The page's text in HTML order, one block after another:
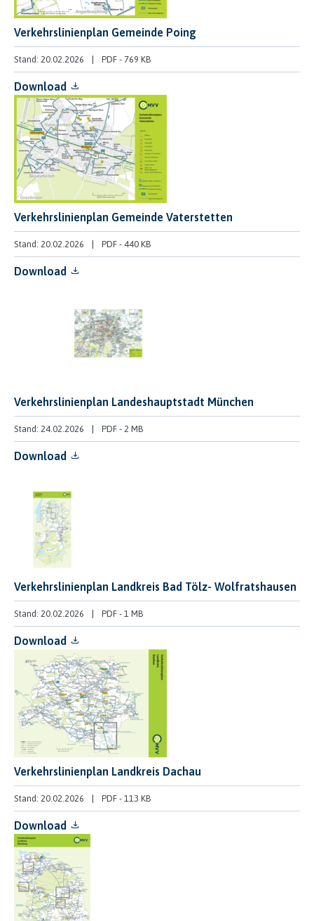
Verkehrslinienplan Gemeinde Poing
Stand: 20.02.2026 PDF - 769 KB
Download
Verkehrslinienplan Gemeinde Vaterstetten
Stand: 20.02.2026 PDF - 440 KB
Download
Verkehrslinienplan Landeshauptstadt München
Stand: 24.02.2026 PDF - 2 MB
Download
Verkehrslinienplan Landkreis Bad Tölz- Wolfratshausen
Stand: 20.02.2026 PDF - 1 MB
Download
Verkehrslinienplan Landkreis Dachau
Stand: 20.02.2026 PDF - 113 KB
Download